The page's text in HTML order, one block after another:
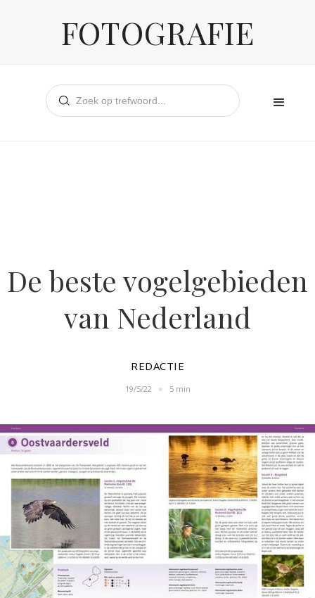
FOTOGRAFIE
De beste vogelgebieden
van Nederland
REDACTIE
19/5/22 5 min